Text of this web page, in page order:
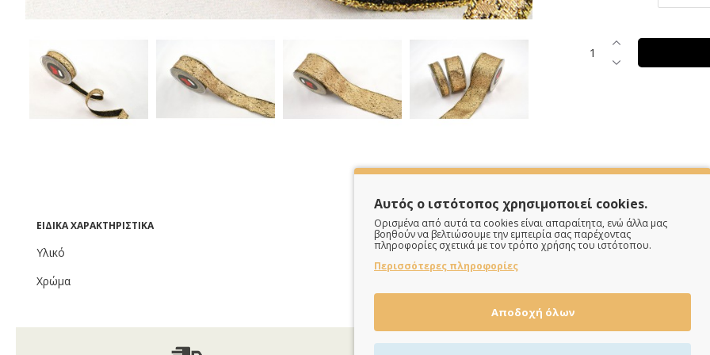
ΕΙΔΙΚΆ ΧΑΡΑΚΤΗΡΙΣΤΙΚΆ
Υλικό
Μεταλλικό
Χρώμα
Αυτός ο ιστότοπος χρησιμοποιεί cookies.
Ορισμένα από αυτά τα cookies είναι απαραίτητα, ενώ άλλα μας
βοηθούν να βελτιώσουμε την εμπειρία σας παρέχοντας
πληροφορίες σχετικά με τον τρόπο χρήσης του ιστότοπου.
Περισσότερες πληροφορίες
Αποδοχή όλων